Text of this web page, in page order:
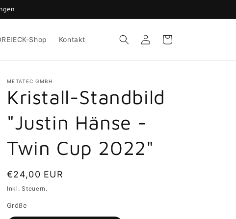
Shop Kontakt EinloggenWarenkorb
METATEC GMBH
Kristall-Standbild
"Justin Hänse -
Twin Cup 2022"
Normaler
Preis
€24,00 EUR
Inkl. Steuern.
Größe